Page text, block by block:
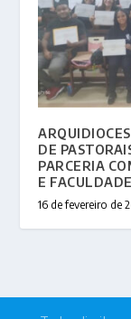
DE
PARCERIA
E
16 de fevereiro de